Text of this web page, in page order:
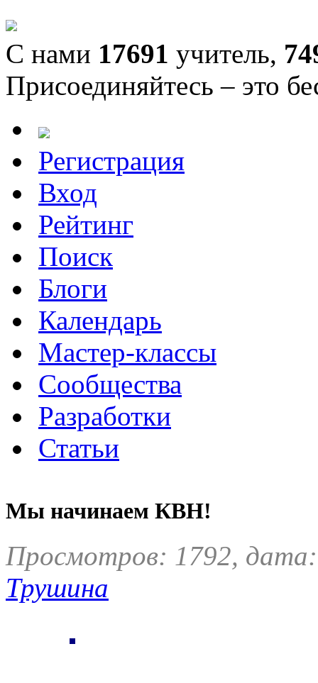
С нами 17691 учитель,
Присоединяйтесь – это
Регистрация
Вход
Рейтинг
Поиск
Блоги
Календарь
Мастер-классы
Сообщества
Разработки
Статьи
Мы начинаем КВН!
Просмотров: 1792,
Трушина